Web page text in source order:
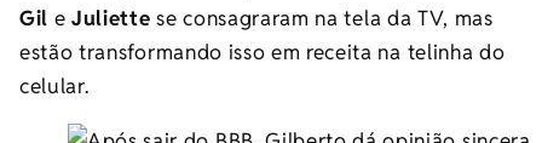
Gil eJuliette se consagraram na tela da TV, mas
estão transformando isso em receita na telinha do
celular.